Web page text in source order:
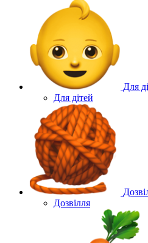
Для
Для дітей
Дозвілля